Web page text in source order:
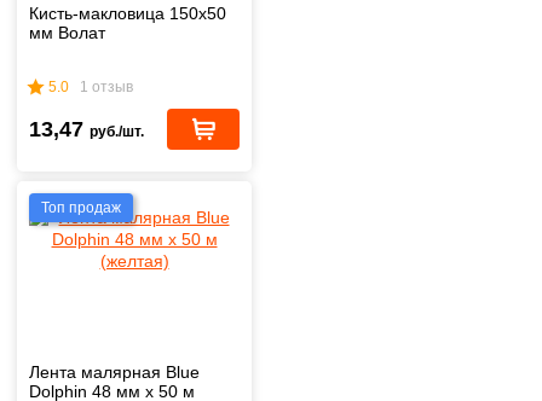
Кисть-макловица 150х50
мм Волат
5.0 1 отзыв
13,47 руб./шт.
Топ продаж
Лента малярная Blue
Dolphin 48 мм х 50 м